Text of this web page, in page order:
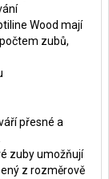
Wood mají
zubů,
přesné a
zuby umožňují
z rozměrově